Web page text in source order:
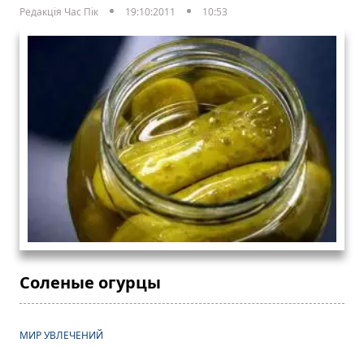
Редакція Час Пік
19:10:2011 10:53
Соленые огурцы
МИР УВЛЕЧЕНИЙ